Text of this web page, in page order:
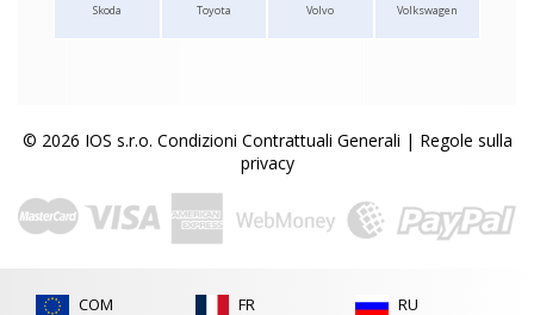
Skoda Toyota Volvo Volkswagen
© 2026 IOS s.r.o. Condizioni Contrattuali Generali | Regole sulla
privacy
COM FR RU